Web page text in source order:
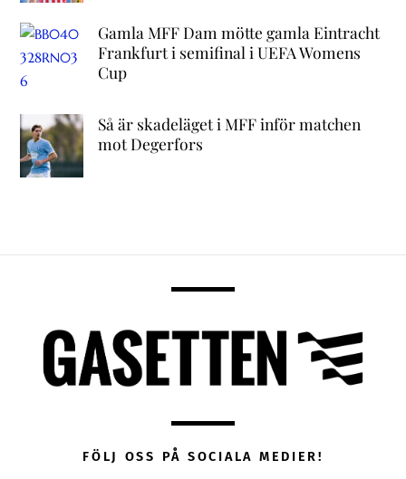
Gamla MFF Dam mötte gamla Eintracht
Frankfurt i semifinal i UEFA Womens
Cup
Så är skadeläget i MFF inför matchen
mot Degerfors
FÖLJ OSS PÅ SOCIALA MEDIER!